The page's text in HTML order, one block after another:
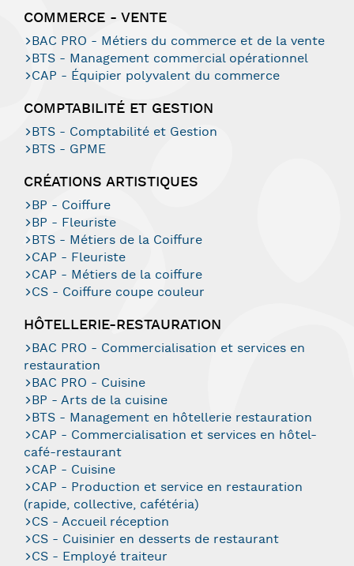
COMMERCE - VENTE
BAC PRO - Métiers du commerce et de la vente
BTS - Management commercial opérationnel
CAP - Équipier polyvalent du commerce
COMPTABILITÉ ET GESTION
BTS - Comptabilité et Gestion
BTS - GPME
CRÉATIONS ARTISTIQUES
BP - Coiffure
BP - Fleuriste
BTS - Métiers de la Coiffure
CAP - Fleuriste
CAP - Métiers de la coiffure
CS - Coiffure coupe couleur
HÔTELLERIE-RESTAURATION
BAC PRO - Commercialisation et services en
restauration
BAC PRO - Cuisine
BP - Arts de la cuisine
BTS - Management en hôtellerie restauration
CAP - Commercialisation et services en hôtel-
café-restaurant
CAP - Cuisine
CAP - Production et service en restauration
(rapide, collective, cafétéria)
CS - Accueil réception
CS - Cuisinier en desserts de restaurant
CS - Employé traiteur